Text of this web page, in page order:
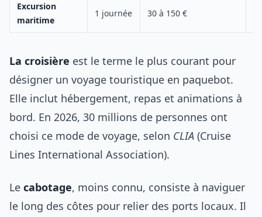
Excursion
maritime
1 journée 30 à 150 €
La croisière est le terme le plus courant pour
désigner un voyage touristique en paquebot.
Elle inclut hébergement, repas et animations à
bord. En 2026, 30 millions de personnes ont
choisi ce mode de voyage, selon CLIA (Cruise
Lines International Association).
Le cabotage, moins connu, consiste à naviguer
le long des côtes pour relier des ports locaux. Il